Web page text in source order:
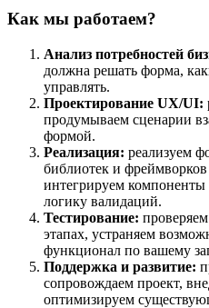
Как мы работаем?
Анализ потребностей
должна решать форма,
управлять.
Проектирование UX/UI:
продумываем сценарии
формой.
Реализация: реализуем
библиотек и
интегрируем компоненты
логику валидаций.
Тестирование:
этапах, устраняем
функционал по вашему
Поддержка и развитие:
сопровождаем проект,
оптимизируем